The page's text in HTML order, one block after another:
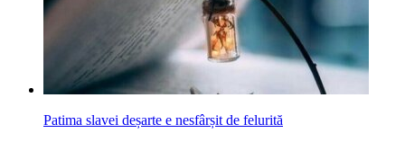
Patima slavei deșarte e nesfârșit de felurită